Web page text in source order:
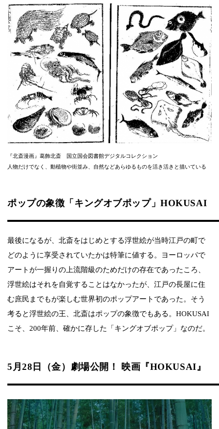
『北斎漫画』葛飾北斎 国立国会図書館デジタルコレクション
人物だけでなく、動植物や街並み、自然などあらゆるものを活き活きと描いている
ポップの象徴「キングオブポップ」HOKUSAI
最後になるが、北斎をはじめとする浮世絵が当時江戸の町で
どのように享受されていたかは特筆に値する。ヨーロッパで
アートが一握りの上流階級のためだけの存在であったころ、
浮世絵はそれを自覚することはなかったが、江戸の長屋に住
む庶民までもが楽しむ世界初のポップアートであった。そう
考ると浮世絵の王、北斎はポップの象徴でもある。HOKUSAI
こそ、200年前、確かに存した「キングオブポップ」なのだ。
5月28日（金）劇場公開！ 映画『HOKUSAI』